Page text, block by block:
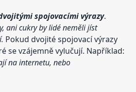
spojovacími výrazy.
ani cukry by lidé neměli jíst
Pokud dvojité spojovací výrazy
se vzájemně vylučují. Například:
na internetu, nebo